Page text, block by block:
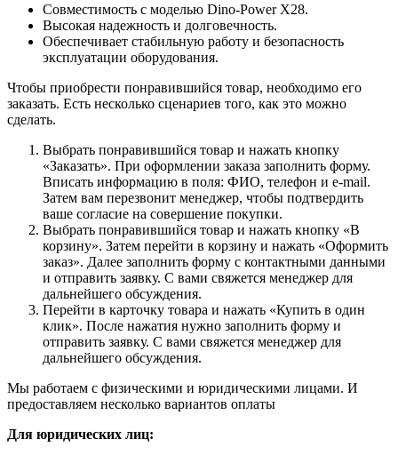
Совместимость с моделью Dino-Power X28.
Высокая надежность и долговечность.
Обеспечивает стабильную работу и безопасность
эксплуатации оборудования.
Чтобы приобрести понравившийся товар, необходимо его
заказать. Есть несколько сценариев того, как это можно
сделать.
Выбрать понравившийся товар и нажать кнопку
«Заказать». При оформлении заказа заполнить форму.
Вписать информацию в поля: ФИО, телефон и e-mail.
Затем вам перезвонит менеджер, чтобы подтвердить
ваше согласие на совершение покупки.
Выбрать понравившийся товар и нажать кнопку «В
корзину». Затем перейти в корзину и нажать «Оформить
заказ». Далее заполнить форму с контактными данными
и отправить заявку. С вами свяжется менеджер для
дальнейшего обсуждения.
Перейти в карточку товара и нажать «Купить в один
клик». После нажатия нужно заполнить форму и
отправить заявку. С вами свяжется менеджер для
дальнейшего обсуждения.
Мы работаем с физическими и юридическими лицами. И
предоставляем несколько вариантов оплаты
Для юридических лиц: